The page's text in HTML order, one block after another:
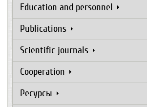
Education and personnel
Publications
Scientific journals
Cooperation
Ресурсы